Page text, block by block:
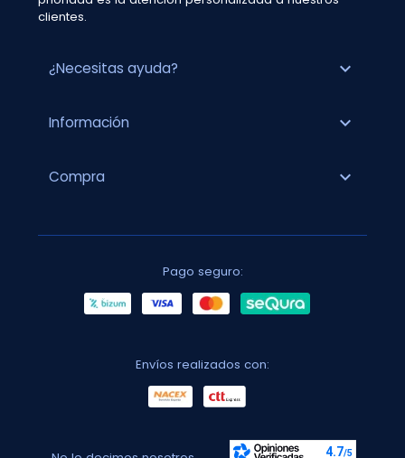
clientes.
¿Necesitas ayuda? expand_more
Información expand_more
Compra expand_more
Pago seguro:
Envíos realizados con: